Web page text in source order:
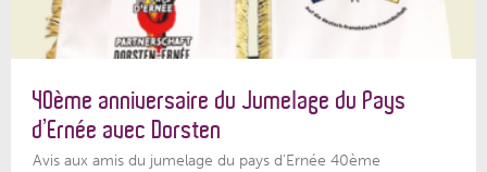
40ème anniversaire du Jumelage du Pays
d’Ernée avec Dorsten
Avis aux amis du jumelage du pays d'Ernée 40ème